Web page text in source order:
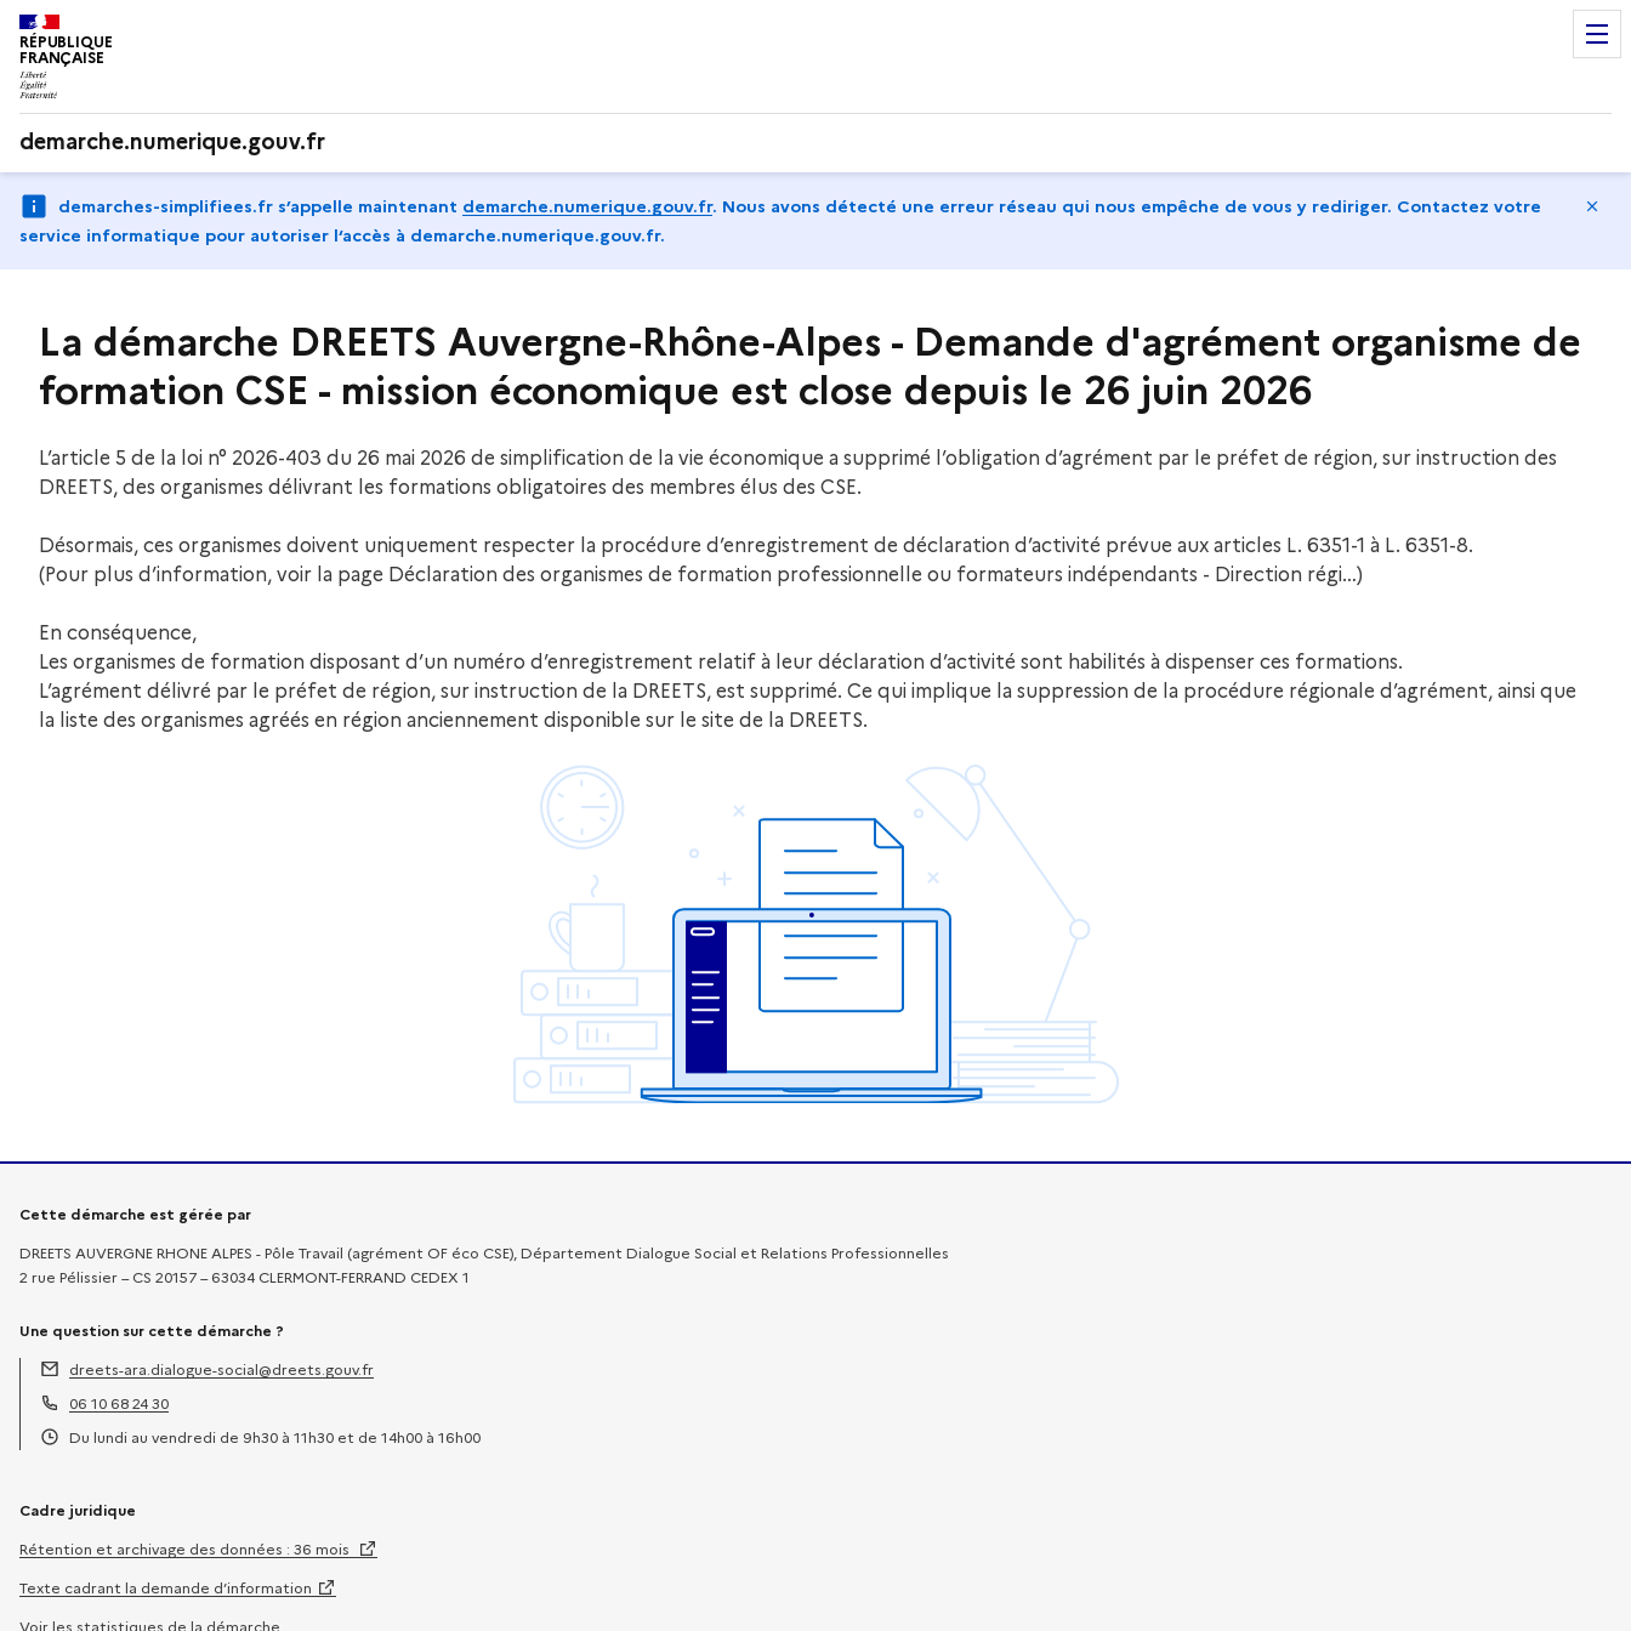
RÉPUBLIQUE
FRANÇAISE
demarche.numerique.gouv.fr
demarches-simplifiees.fr s’appelle maintenant demarche.numerique.gouv.fr. Nous avons détecté une erreur réseau qui nous empêche de vous y rediriger. Contactez votre
service informatique pour autoriser l‘accès à demarche.numerique.gouv.fr.
La démarche DREETS Auvergne-Rhône-Alpes - Demande d'agrément organisme de
formation CSE - mission économique est close depuis le 26 juin 2026
L’article 5 de la loi n° 2026-403 du 26 mai 2026 de simplification de la vie économique a supprimé l’obligation d’agrément par le préfet de région, sur instruction des
DREETS, des organismes délivrant les formations obligatoires des membres élus des CSE.
Désormais, ces organismes doivent uniquement respecter la procédure d’enregistrement de déclaration d’activité prévue aux articles L. 6351-1 à L. 6351-8.
(Pour plus d’information, voir la page Déclaration des organismes de formation professionnelle ou formateurs indépendants - Direction régi…)
En conséquence,
Les organismes de formation disposant d’un numéro d’enregistrement relatif à leur déclaration d’activité sont habilités à dispenser ces formations.
L’agrément délivré par le préfet de région, sur instruction de la DREETS, est supprimé. Ce qui implique la suppression de la procédure régionale d’agrément, ainsi que
la liste des organismes agréés en région anciennement disponible sur le site de la DREETS.
Informations sur la démarche
Cette démarche est gérée par
DREETS AUVERGNE RHONE ALPES - Pôle Travail (agrément OF éco CSE), Département Dialogue Social et Relations Professionnelles
2 rue Pélissier – CS 20157 – 63034 CLERMONT-FERRAND CEDEX 1
Une question sur cette démarche ?
Adresse électronique :
dreets-ara.dialogue-social@dreets.gouv.fr
Téléphone :
06 10 68 24 30
Du lundi au vendredi de 9h30 à 11h30 et de 14h00 à 16h00
Cadre juridique
Rétention et archivage des données : 36 mois
Texte cadrant la demande d’information
Voir les statistiques de la démarche